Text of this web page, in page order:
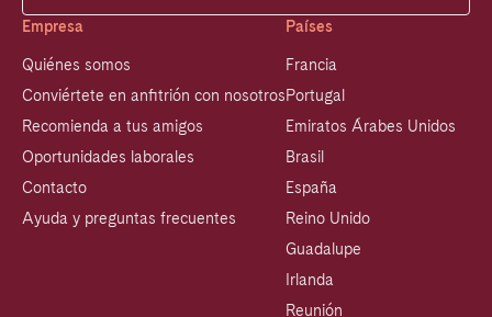
Empresa
Quiénes somos
Conviértete en anfitrión con nosotros
Recomienda a tus amigos
Oportunidades laborales
Contacto
Ayuda y preguntas frecuentes
Países
Francia
Portugal
Emiratos Árabes Unidos
Brasil
España
Reino Unido
Guadalupe
Irlanda
Reunión